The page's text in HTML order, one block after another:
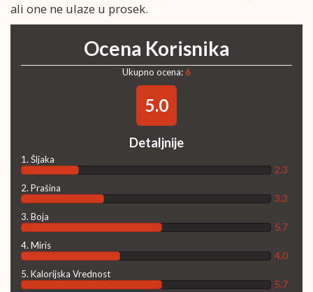
ali one ne ulaze u prosek.
Ocena Korisnika
Ukupno ocena: 6
5.0
Detaljnije
1. Šljaka
2.3
2. Prašina
3.3
3. Boja
5.7
4. Miris
4.0
5. Kalorijska Vrednost
5.7